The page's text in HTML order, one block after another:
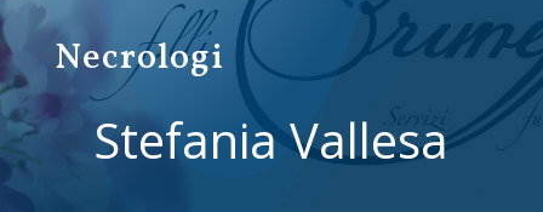
Necrologi
Stefania Vallesa